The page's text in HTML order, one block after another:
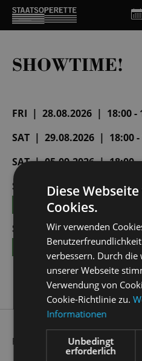
SHOWTIME!
FRI | 28.08.2026 | 18:00 -
SAT | 29.08.2026 | 18:00 -
SAT | 05.09.2026 | 18:00 -
SUN | 06.09.2026 | 15:00 -
TICKETS
SUN | 13.09.2026 | 15:00
TICKETS
Further information will
Diese
Cookies.
Wir verwenden
verbessern. Durch die
unserer Webseite
Verwendung von
Cookie-Richtlinie zu.
Informationen
Unbedingt
erforderlich